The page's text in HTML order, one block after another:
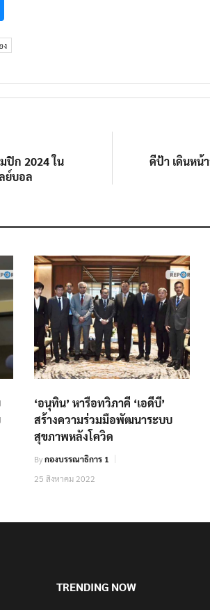
ง
ปิก 2024 ใน
ย์บอล
ดีป้า เดินหน้
‘อนุทิน’ หารือทวิภาคี ‘เอดีบี’
สร้างความร่วมมือพัฒนาระบบ
สุขภาพหลังโควิด
Byกองบรรณาธิการ 1
25 สิงหาคม 2022
TRENDING NOW